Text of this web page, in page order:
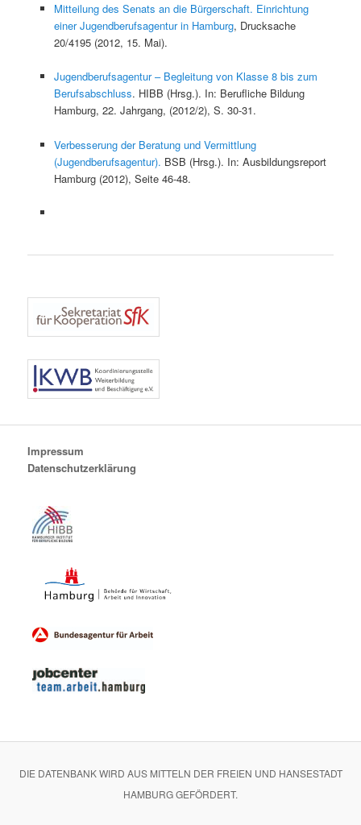
Mitteilung des Senats an die Bürgerschaft. Einrichtung
einer Jugendberufsagentur in Hamburg, Drucksache
20/4195 (2012, 15. Mai).
Jugendberufsagentur – Begleitung von Klasse 8 bis zum
Berufsabschluss. HIBB (Hrsg.). In: Berufliche Bildung
Hamburg, 22. Jahrgang, (2012/2), S. 30-31.
Verbesserung der Beratung und Vermittlung
(Jugendberufsagentur). BSB (Hrsg.). In: Ausbildungsreport
Hamburg (2012), Seite 46-48.
Impressum
Datenschutzerklärung
DIE DATENBANK WIRD AUS MITTELN DER FREIEN UND HANSESTADT
HAMBURG GEFÖRDERT.